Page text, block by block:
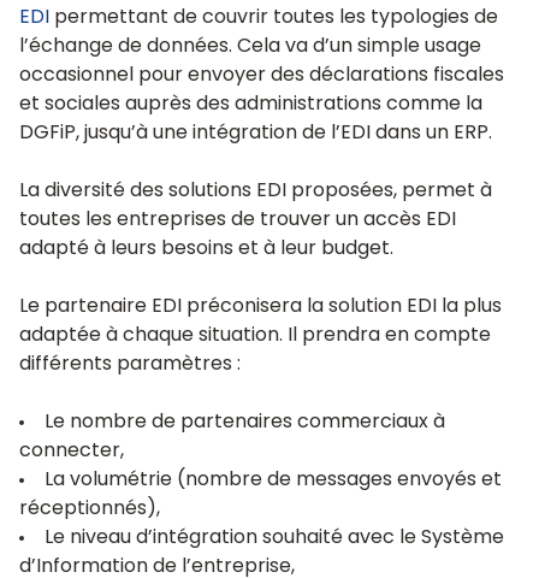
EDI permettant de couvrir toutes les typologies de
l’échange de données. Cela va d’un simple usage
occasionnel pour envoyer des déclarations fiscales
et sociales auprès des administrations comme la
DGFiP, jusqu’à une intégration de l’EDI dans un ERP.
La diversité des solutions EDI proposées, permet à
toutes les entreprises de trouver un accès EDI
adapté à leurs besoins et à leur budget.
Le partenaire EDI préconisera la solution EDI la plus
adaptée à chaque situation. Il prendra en compte
différents paramètres :
Le nombre de partenaires commerciaux à
connecter,
La volumétrie (nombre de messages envoyés et
réceptionnés),
Le niveau d’intégration souhaité avec le Système
d’Information de l’entreprise,